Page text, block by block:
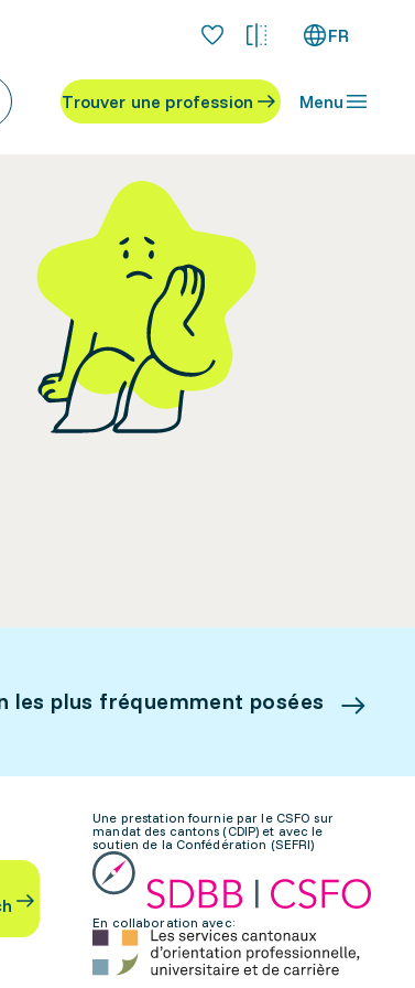
FR
Trouver une profession Menu
les plus fréquemment posées
Une prestation fournie par le CSFO sur
mandat des cantons (CDIP) et avec le
soutien de la Confédération (SEFRI)
En collaboration avec: